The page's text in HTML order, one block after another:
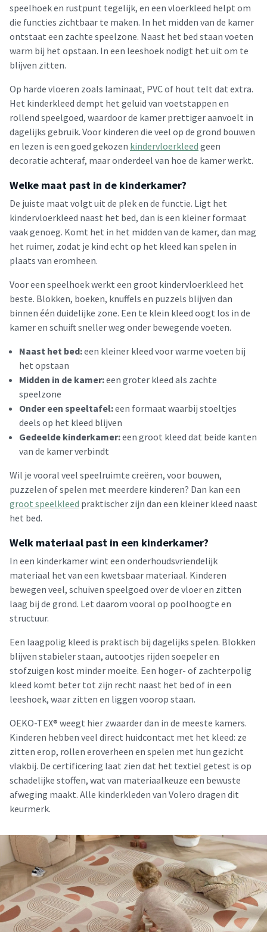
speelhoek en rustpunt tegelijk, en een vloerkleed helpt om
die functies zichtbaar te maken. In het midden van de kamer
ontstaat een zachte speelzone. Naast het bed staan voeten
warm bij het opstaan. In een leeshoek nodigt het uit om te
blijven zitten.
Op harde vloeren zoals laminaat, PVC of hout telt dat extra.
Het kinderkleed dempt het geluid van voetstappen en
rollend speelgoed, waardoor de kamer prettiger aanvoelt in
dagelijks gebruik. Voor kinderen die veel op de grond bouwen
en lezen is een goed gekozen kindervloerkleed geen
decoratie achteraf, maar onderdeel van hoe de kamer werkt.
Welke maat past in de kinderkamer?
De juiste maat volgt uit de plek en de functie. Ligt het
kindervloerkleed naast het bed, dan is een kleiner formaat
vaak genoeg. Komt het in het midden van de kamer, dan mag
het ruimer, zodat je kind echt op het kleed kan spelen in
plaats van eromheen.
Voor een speelhoek werkt een groot kindervloerkleed het
beste. Blokken, boeken, knuffels en puzzels blijven dan
binnen één duidelijke zone. Een te klein kleed oogt los in de
kamer en schuift sneller weg onder bewegende voeten.
Naast het bed:een kleiner kleed voor warme voeten bij
het opstaan
Midden in de kamer:een groter kleed als zachte
speelzone
Onder een speeltafel:een formaat waarbij stoeltjes
deels op het kleed blijven
Gedeelde kinderkamer:een groot kleed dat beide kanten
van de kamer verbindt
Wil je vooral veel speelruimte creëren, voor bouwen,
puzzelen of spelen met meerdere kinderen? Dan kan een
groot speelkleed praktischer zijn dan een kleiner kleed naast
het bed.
Welk materiaal past in een kinderkamer?
In een kinderkamer wint een onderhoudsvriendelijk
materiaal het van een kwetsbaar materiaal. Kinderen
bewegen veel, schuiven speelgoed over de vloer en zitten
laag bij de grond. Let daarom vooral op poolhoogte en
structuur.
Een laagpolig kleed is praktisch bij dagelijks spelen. Blokken
blijven stabieler staan, autootjes rijden soepeler en
stofzuigen kost minder moeite. Een hoger- of zachterpolig
kleed komt beter tot zijn recht naast het bed of in een
leeshoek, waar zitten en liggen voorop staan.
OEKO-TEX® weegt hier zwaarder dan in de meeste kamers.
Kinderen hebben veel direct huidcontact met het kleed: ze
zitten erop, rollen eroverheen en spelen met hun gezicht
vlakbij. De certificering laat zien dat het textiel getest is op
schadelijke stoffen, wat van materiaalkeuze een bewuste
afweging maakt. Alle kinderkleden van Volero dragen dit
keurmerk.